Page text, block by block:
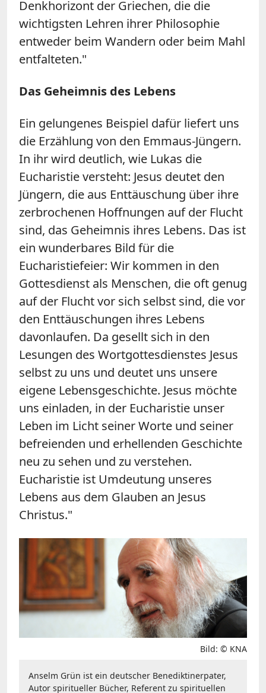
Denkhorizont der Griechen, die die
wichtigsten Lehren ihrer Philosophie
entweder beim Wandern oder beim Mahl
entfalteten."
Das Geheimnis des Lebens
Ein gelungenes Beispiel dafür liefert uns
die Erzählung von den Emmaus-Jüngern.
In ihr wird deutlich, wie Lukas die
Eucharistie versteht: Jesus deutet den
Jüngern, die aus Enttäuschung über ihre
zerbrochenen Hoffnungen auf der Flucht
sind, das Geheimnis ihres Lebens. Das ist
ein wunderbares Bild für die
Eucharistiefeier: Wir kommen in den
Gottesdienst als Menschen, die oft genug
auf der Flucht vor sich selbst sind, die vor
den Enttäuschungen ihres Lebens
davonlaufen. Da gesellt sich in den
Lesungen des Wortgottesdienstes Jesus
selbst zu uns und deutet uns unsere
eigene Lebensgeschichte. Jesus möchte
uns einladen, in der Eucharistie unser
Leben im Licht seiner Worte und seiner
befreienden und erhellenden Geschichte
neu zu sehen und zu verstehen.
Eucharistie ist Umdeutung unseres
Lebens aus dem Glauben an Jesus
Christus."
Bild: © KNA
Anselm Grün ist ein deutscher Benediktinerpater,
Autor spiritueller Bücher, Referent zu spirituellen